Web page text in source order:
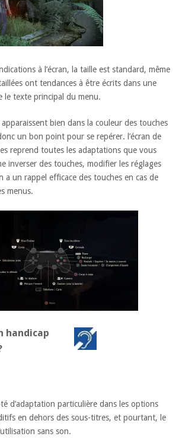
à l’écran, la taille est standard, même
ont tendances à être écrits dans une
le texte principal du menu.
apparaissent bien dans la couleur des touches
un bon point pour se repérer. l’écran de
reprend toutes les adaptations que vous
inverser des touches, modifier les réglages
un rappel efficace des touches en cas de
menus.
handicap
d’adaptation particulière dans les options
en dehors des sous-titres, et pourtant, le
sans son.